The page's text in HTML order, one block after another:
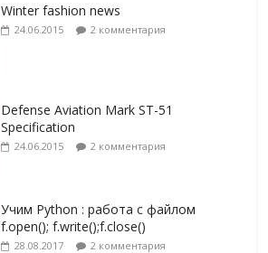
Winter fashion news
24.06.2015 2 комментария
Defense Aviation Mark ST-51
Specification
24.06.2015 2 комментария
Учим Python : работа с файлом
f.open(); f.write();f.close()
28.08.2017 2 комментария